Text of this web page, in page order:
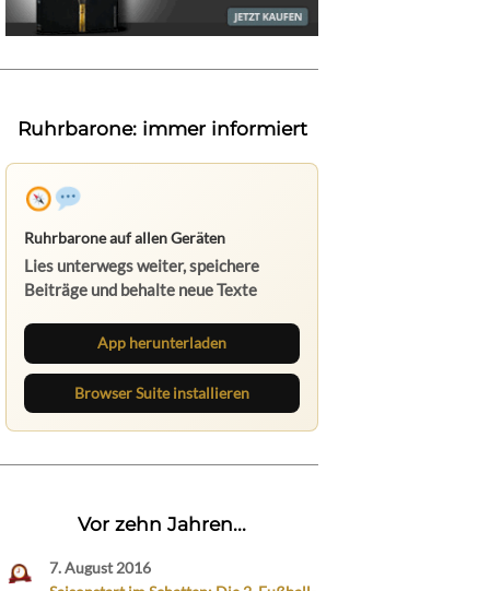
Ruhrbarone: immer informiert
Ruhrbarone auf allen Geräten
Lies unterwegs weiter, speichere
Beiträge und behalte neue Texte
App herunterladen
Browser Suite installieren
Vor zehn Jahren...
7. August 2016